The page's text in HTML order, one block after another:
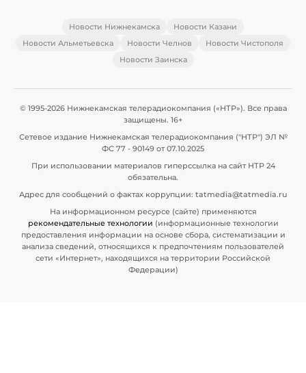
Новости Нижнекамска
Новости Казани
Новости Альметьевска
Новости Челнов
Новости Чистополя
Новости Заинска
© 1995-2026 Нижнекамская телерадиокомпания («НТР»). Все права
защищены. 16+
Сетевое издание Нижнекамская телерадиокомпания ("НТР") ЭЛ №
ФС 77 - 90149 от 07.10.2025
При использовании материалов гиперссылка на сайт НТР 24
обязательна.
Адрес для сообщений о фактах коррупции: tatmedia@tatmedia.ru
На информационном ресурсе (сайте) применяются
рекомендательные технологии (информационные технологии
предоставления информации на основе сбора, систематизации и
анализа сведений, относящихся к предпочтениям пользователей
сети «Интернет», находящихся на территории Российской
Федерации)